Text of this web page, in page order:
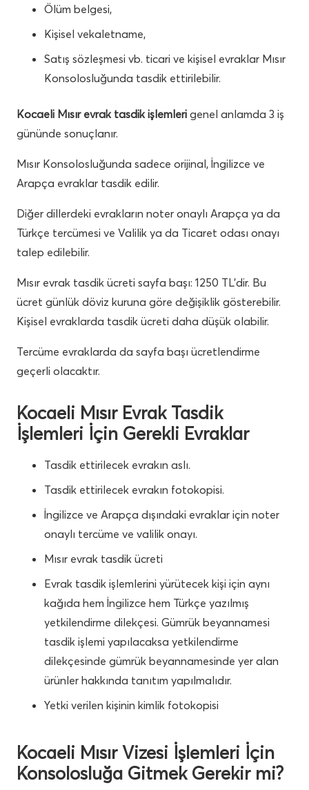
Ölüm belgesi,
Kişisel vekaletname,
Satış sözleşmesi vb. ticari ve kişisel evraklar Mısır
Konsolosluğunda tasdik ettirilebilir.
Kocaeli Mısır evrak tasdik işlemleri genel anlamda 3 iş
gününde sonuçlanır.
Mısır Konsolosluğunda sadece orijinal, İngilizce ve
Arapça evraklar tasdik edilir.
Diğer dillerdeki evrakların noter onaylı Arapça ya da
Türkçe tercümesi ve Valilik ya da Ticaret odası onayı
talep edilebilir.
Mısır evrak tasdik ücreti sayfa başı: 1250 TL’dir. Bu
ücret günlük döviz kuruna göre değişiklik gösterebilir.
Kişisel evraklarda tasdik ücreti daha düşük olabilir.
Tercüme evraklarda da sayfa başı ücretlendirme
geçerli olacaktır.
Kocaeli Mısır Evrak Tasdik
İşlemleri İçin Gerekli Evraklar
Tasdik ettirilecek evrakın aslı.
Tasdik ettirilecek evrakın fotokopisi.
İngilizce ve Arapça dışındaki evraklar için noter
onaylı tercüme ve valilik onayı.
Mısır evrak tasdik ücreti
Evrak tasdik işlemlerini yürütecek kişi için aynı
kağıda hem İngilizce hem Türkçe yazılmış
yetkilendirme dilekçesi. Gümrük beyannamesi
tasdik işlemi yapılacaksa yetkilendirme
dilekçesinde gümrük beyannamesinde yer alan
ürünler hakkında tanıtım yapılmalıdır.
Yetki verilen kişinin kimlik fotokopisi
Kocaeli Mısır Vizesi İşlemleri İçin
Konsolosluğa Gitmek Gerekir mi?